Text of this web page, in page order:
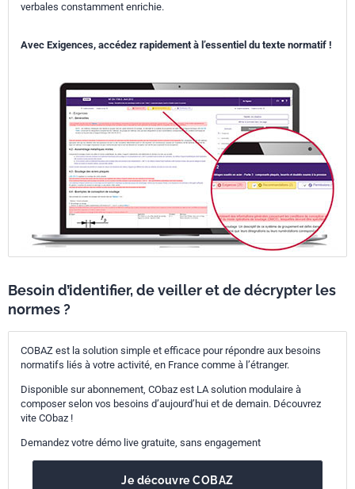
verbales constamment enrichie.
Avec Exigences, accédez rapidement à l’essentiel du texte normatif !
Besoin d’identifier, de veiller et de décrypter les
normes ?
COBAZ est la solution simple et efficace pour répondre aux besoins
normatifs liés à votre activité, en France comme à l’étranger.
Disponible sur abonnement, CObaz est LA solution modulaire à
composer selon vos besoins d’aujourd’hui et de demain. Découvrez
vite CObaz !
Demandez votre démo live gratuite, sans engagement
Je découvre COBAZ